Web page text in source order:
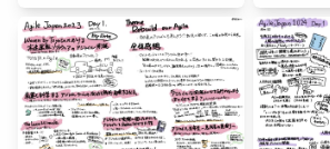
タント）